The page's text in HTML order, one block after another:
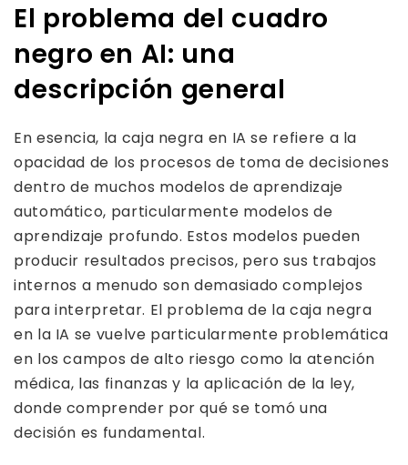
El problema del cuadro
negro en AI: una
descripción general
En esencia, la caja negra en IA se refiere a la
opacidad de los procesos de toma de decisiones
dentro de muchos modelos de aprendizaje
automático, particularmente modelos de
aprendizaje profundo. Estos modelos pueden
producir resultados precisos, pero sus trabajos
internos a menudo son demasiado complejos
para interpretar. El problema de la caja negra
en la IA se vuelve particularmente problemática
en los campos de alto riesgo como la atención
médica, las finanzas y la aplicación de la ley,
donde comprender por qué se tomó una
decisión es fundamental.